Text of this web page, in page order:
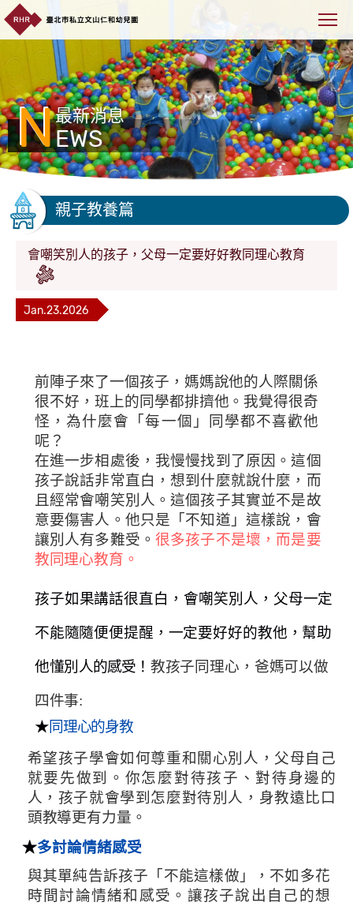
NEWS
最新消息
親子教養篇
會嘲笑別人的孩子，父母一定要好好教同理心教育
Jan.23.2026
前陣子來了一個孩子，媽媽說他的人際關係
很不好，班上的同學都排擠他。我覺得很奇
怪，為什麼會「每一個」同學都不喜歡他
呢？
在進一步相處後，我慢慢找到了原因。這個
孩子說話非常直白，想到什麼就說什麼，而
且經常會嘲笑別人。這個孩子其實並不是故
意要傷害人。他只是「不知道」這樣說，會
讓別人有多難受。 很多孩子不是壞，而是要
教同理心教育。
孩子如果講話很直白，會嘲笑別人，父母一定
不能隨隨便便提醒，一定要好好的教他，幫助
他懂別人的感受！ 教孩子同理心，爸媽可以做
四件事:
★同理心的身教
希望孩子學會如何尊重和關心別人，父母自己
就要先做到。你怎麼對待孩子、對待身邊的
人，孩子就會學到怎麼對待別人，身教遠比口
頭教導更有力量。
★多討論情緒感受
與其單純告訴孩子「不能這樣做」，不如多花
時間討論情緒和感受。讓孩子說出自己的想